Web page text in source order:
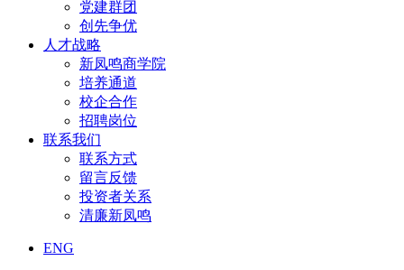
党建群团
创先争优
人才战略
新凤鸣商学院
培养通道
校企合作
招聘岗位
联系我们
联系方式
留言反馈
投资者关系
清廉新凤鸣
ENG